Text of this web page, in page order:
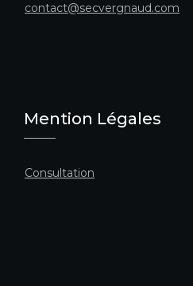
contact@secvergnaud.com
Mention Légales
Consultation